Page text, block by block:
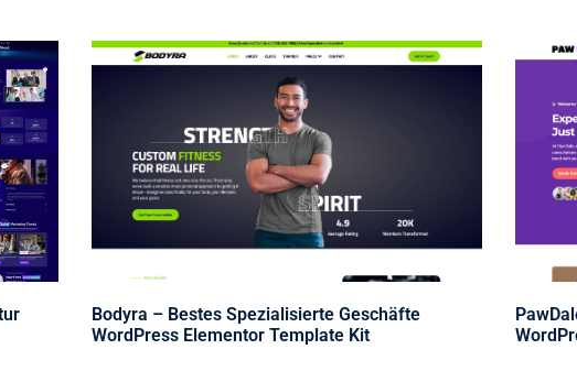
Bodyra – Bestes Spezialisierte Geschäfte
WordPress Elementor Template Kit